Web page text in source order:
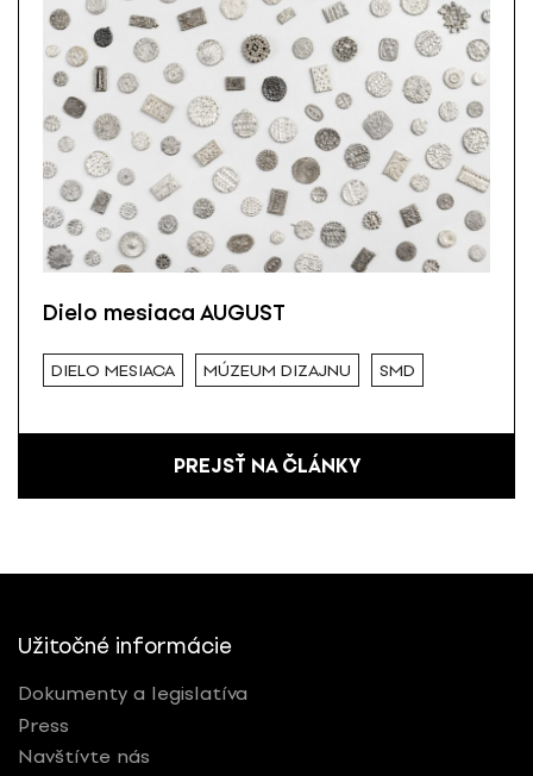
Dielo mesiaca AUGUST
DIELO MESIACA MÚZEUM DIZAJNU SMD
PREJSŤ NA ČLÁNKY
Užitočné informácie
Dokumenty a legislatíva
Press
Navštívte nás